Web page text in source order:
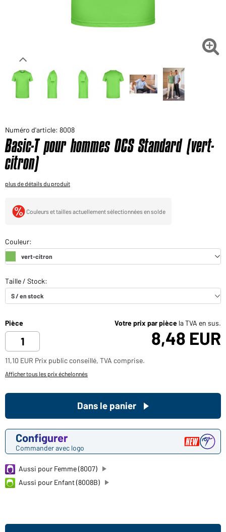

Numéro d'article: 8008
Basic-T pour hommes OCS Standard (vert-
citron)
plus de détails du produit
Couleurs et tailles actuellement sélectionnées en solde
Pièce Votre prix par pièce la TVA en sus.
8,48 EUR
11,10 EUR Prix public conseillé, TVA comprise.
Afficher tous les prix échelonnés
Configurer
Commander avec logo
Dans le panier
Aussi pour Femme (8007)
Aussi pour Enfant (8008B)